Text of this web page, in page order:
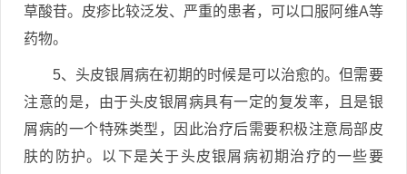
草酸苷。皮疹比较泛发、严重的患者，可以口服阿维A等
药物。
5、头皮银屑病在初期的时候是可以治愈的。但需要
注意的是，由于头皮银屑病具有一定的复发率，且是银
屑病的一个特殊类型，因此治疗后需要积极注意局部皮
肤的防护。以下是关于头皮银屑病初期治疗的一些要